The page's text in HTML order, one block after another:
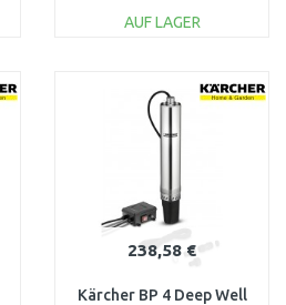
AUF LAGER
Vergleichen
238,58 €
Kärcher BP 4 Deep Well